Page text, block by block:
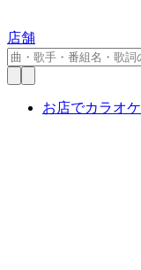
店舗
お店でカラオケ